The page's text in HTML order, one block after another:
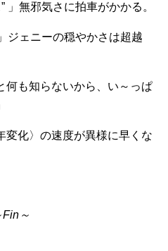
」無邪気さに拍車がかかる。
ェニーの穏やかさは超越
何も知らないから、い～っぱ
変化〉の速度が異様に早くな
Fin～